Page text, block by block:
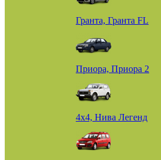
Гранта, Гранта FL
Приора, Приора 2
4х4, Нива Легенд